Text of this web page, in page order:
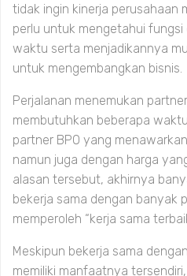
tidak ingin kinerja perusahaan
perlu untuk mengetahui
waktu serta menjadikannya
untuk mengembangkan bisnis.
Perjalanan menemukan
membutuhkan beberapa
partner BPO yang
namun juga dengan harga
alasan tersebut, akhirnya
bekerja sama dengan banyak
memperoleh “kerja sama
Meskipun bekerja sama
memiliki manfaatnya